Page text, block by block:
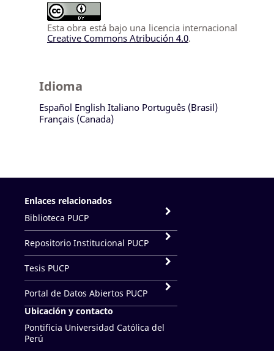
Esta obra está bajo una licencia internacional
Creative Commons Atribución 4.0.
Idioma
Español English Italiano Português (Brasil)
Français (Canada)
Enlaces relacionados
Biblioteca PUCP
Repositorio Institucional PUCP
Tesis PUCP
Portal de Datos Abiertos PUCP
Ubicación y contacto
Pontificia Universidad Católica del
Perú